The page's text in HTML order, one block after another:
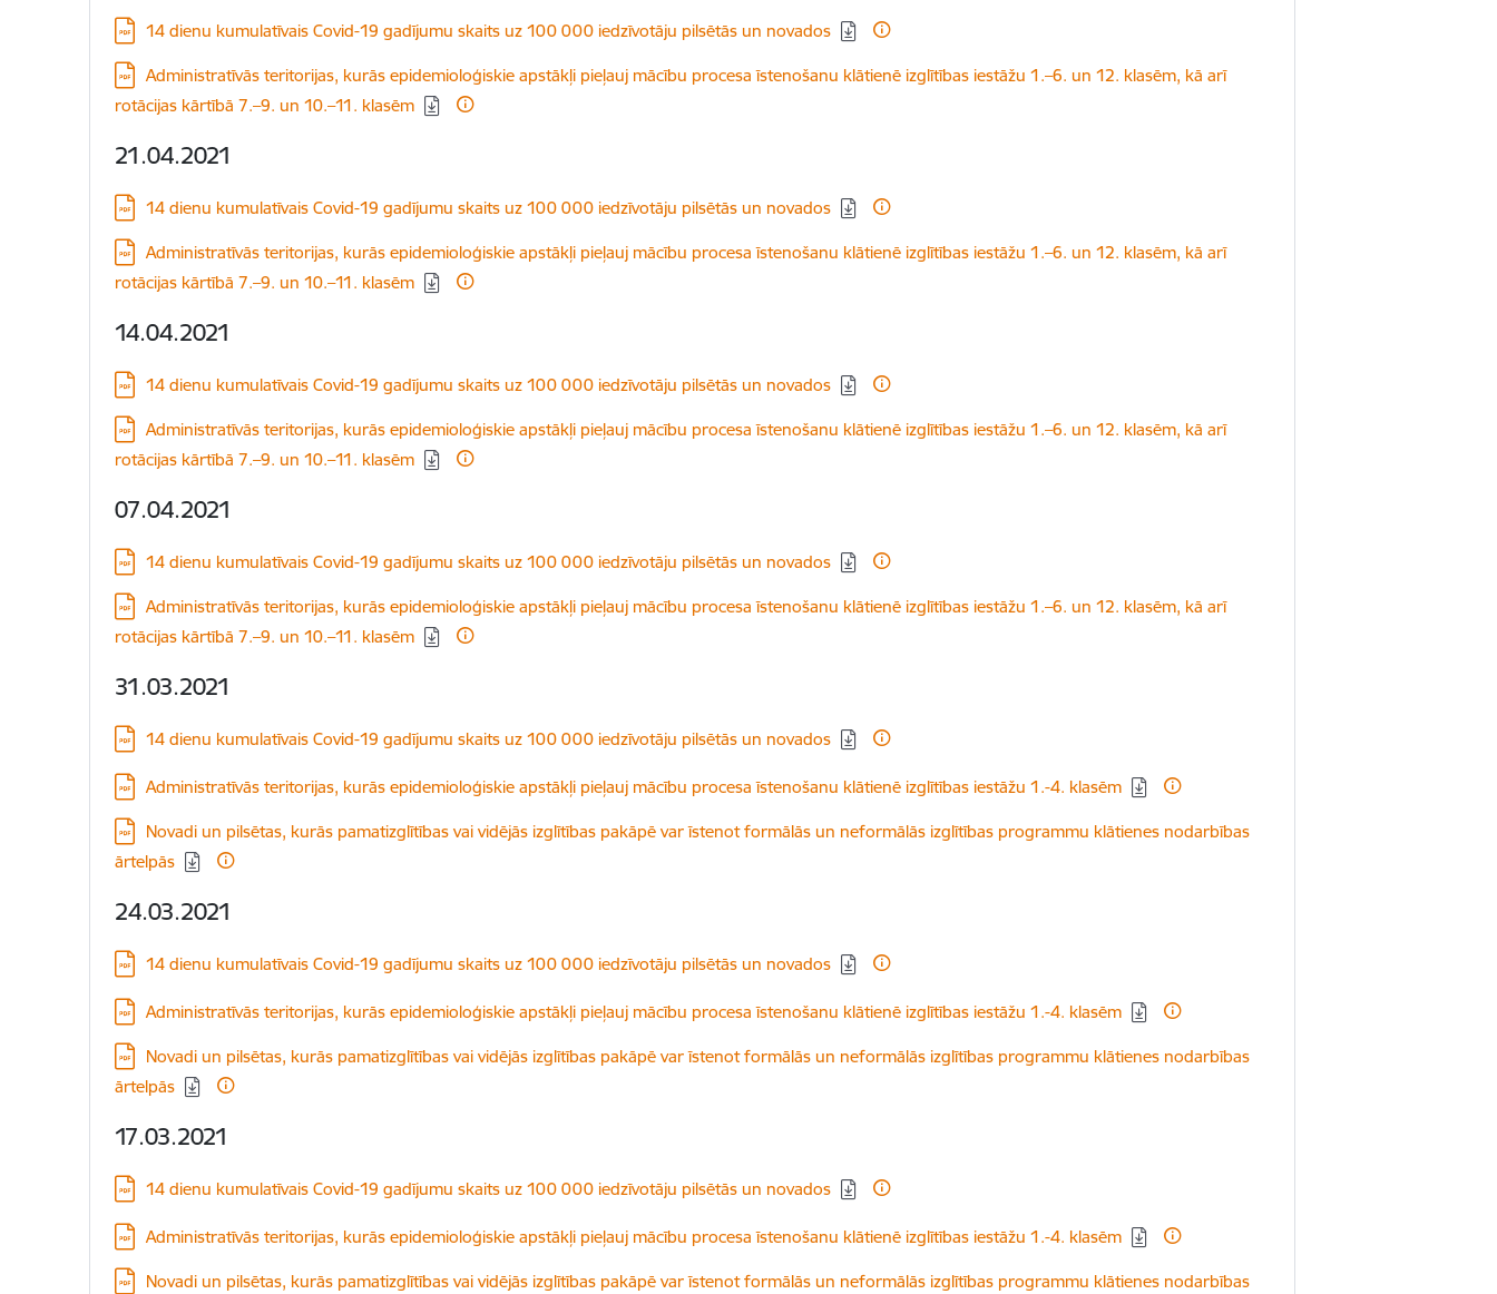
Lejupielādēt:
14 dienu kumulatīvais Covid-19 gadījumu skaits uz 100 000 iedzīvotāju pilsētās un novados
Lejupielādēt:
Administratīvās teritorijas, kurās epidemioloģiskie apstākļi pieļauj mācību procesa īstenošanu klātienē izglītības iestāžu 1.–6. un 12. klasēm, kā arī
rotācijas kārtībā 7.–9. un 10.–11. klasēm
21.04.2021
Lejupielādēt:
14 dienu kumulatīvais Covid-19 gadījumu skaits uz 100 000 iedzīvotāju pilsētās un novados
Lejupielādēt:
Administratīvās teritorijas, kurās epidemioloģiskie apstākļi pieļauj mācību procesa īstenošanu klātienē izglītības iestāžu 1.–6. un 12. klasēm, kā arī
rotācijas kārtībā 7.–9. un 10.–11. klasēm
14.04.2021
Lejupielādēt:
14 dienu kumulatīvais Covid-19 gadījumu skaits uz 100 000 iedzīvotāju pilsētās un novados
Lejupielādēt:
Administratīvās teritorijas, kurās epidemioloģiskie apstākļi pieļauj mācību procesa īstenošanu klātienē izglītības iestāžu 1.–6. un 12. klasēm, kā arī
rotācijas kārtībā 7.–9. un 10.–11. klasēm
07.04.2021
Lejupielādēt:
14 dienu kumulatīvais Covid-19 gadījumu skaits uz 100 000 iedzīvotāju pilsētās un novados
Lejupielādēt:
Administratīvās teritorijas, kurās epidemioloģiskie apstākļi pieļauj mācību procesa īstenošanu klātienē izglītības iestāžu 1.–6. un 12. klasēm, kā arī
rotācijas kārtībā 7.–9. un 10.–11. klasēm
31.03.2021
Lejupielādēt:
14 dienu kumulatīvais Covid-19 gadījumu skaits uz 100 000 iedzīvotāju pilsētās un novados
Lejupielādēt:
Administratīvās teritorijas, kurās epidemioloģiskie apstākļi pieļauj mācību procesa īstenošanu klātienē izglītības iestāžu 1.-4. klasēm
Lejupielādēt:
Novadi un pilsētas, kurās pamatizglītības vai vidējās izglītības pakāpē var īstenot formālās un neformālās izglītības programmu klātienes nodarbības
ārtelpās
24.03.2021
Lejupielādēt:
14 dienu kumulatīvais Covid-19 gadījumu skaits uz 100 000 iedzīvotāju pilsētās un novados
Lejupielādēt:
Administratīvās teritorijas, kurās epidemioloģiskie apstākļi pieļauj mācību procesa īstenošanu klātienē izglītības iestāžu 1.-4. klasēm
Lejupielādēt:
Novadi un pilsētas, kurās pamatizglītības vai vidējās izglītības pakāpē var īstenot formālās un neformālās izglītības programmu klātienes nodarbības
ārtelpās
17.03.2021
Lejupielādēt:
14 dienu kumulatīvais Covid-19 gadījumu skaits uz 100 000 iedzīvotāju pilsētās un novados
Lejupielādēt:
Administratīvās teritorijas, kurās epidemioloģiskie apstākļi pieļauj mācību procesa īstenošanu klātienē izglītības iestāžu 1.-4. klasēm
Lejupielādēt:
Novadi un pilsētas, kurās pamatizglītības vai vidējās izglītības pakāpē var īstenot formālās un neformālās izglītības programmu klātienes nodarbības